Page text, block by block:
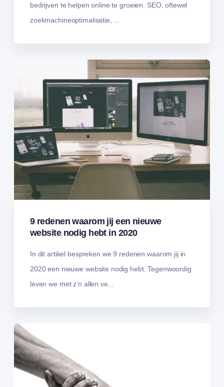
bedrijven te helpen online te groeien. SEO, oftewel
zoekmachineoptimalisatie, ...
9 redenen waarom jij een nieuwe
website nodig hebt in 2020
In dit artikel bespreken we 9 redenen waarom jij in
2020 een nieuwe website nodig hebt. Tegenwoordig
leven we met z’n allen ve...